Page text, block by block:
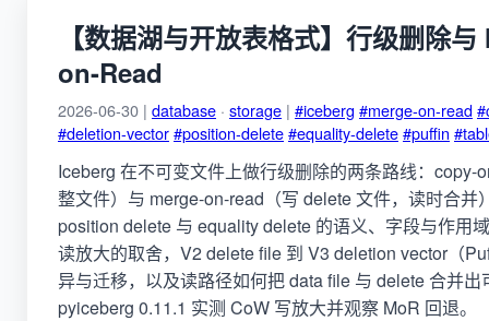
【数据湖与开放表格式】行级删除
on-Read
2026-06-30 | database · storage | #iceberg #merge-on-read
#deletion-vector#position-delete#equality-delete#puffin
Iceberg 在不可变文件上做行级删除的两条路线：copy-
整文件）与 merge-on-read（写 delete 文件，读时合并
position delete 与 equality delete 的语义、字段与作用
读放大的取舍，V2 delete file 到 V3 deletion vector（
异与迁移，以及读路径如何把 data file 与 delete 合并出
pyiceberg 0.11.1 实测 CoW 写放大并观察 MoR 回退。